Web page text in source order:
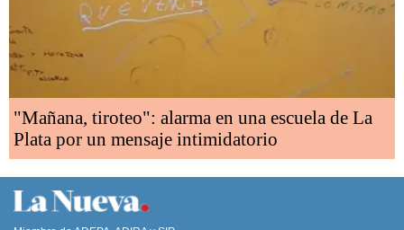
"Mañana, tiroteo": alarma en una escuela de La
Plata por un mensaje intimidatorio